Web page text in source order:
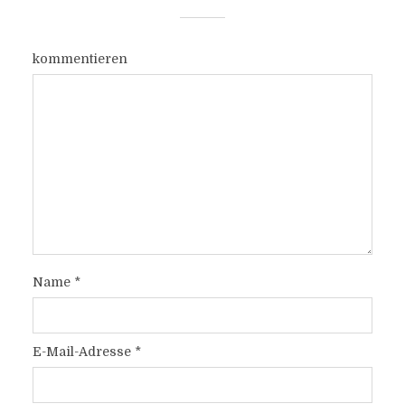
kommentieren
Name *
E-Mail-Adresse *